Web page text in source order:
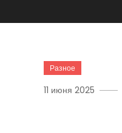
Разное
11 июня 2025